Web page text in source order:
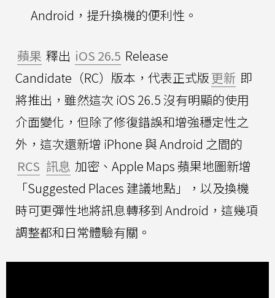
Android，提升換機的便利性。
蘋果 釋出 iOS 26.5 Release
Candidate（RC）版本，代表正式版更新 即
將推出，雖然這次 iOS 26.5 沒有明顯的使用
介面變化，但除了修復錯誤和增強穩定性之
外，這次還新增 iPhone 與 Android 之間的
RCS 訊息 加密、Apple Maps 蘋果地圖新增
「Suggested Places 建議地點」，以及換機
時可更彈性地將訊息轉移到 Android，這幾項
調整都和日常體驗有關。